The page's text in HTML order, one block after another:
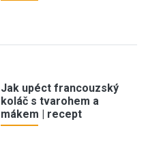
Jak upéct francouzský
koláč s tvarohem a
mákem | recept